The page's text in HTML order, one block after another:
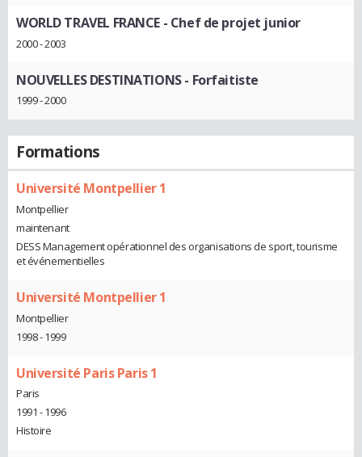
WORLD TRAVEL FRANCE - Chef de projet junior
2000 - 2003
NOUVELLES DESTINATIONS- Forfaitiste
1999 - 2000
Formations
Université Montpellier 1
Montpellier
maintenant
DESS Management opérationnel des organisations de sport, tourisme
et événementielles
Université Montpellier 1
Montpellier
1998 - 1999
Université Paris Paris 1
Paris
1991 - 1996
Histoire